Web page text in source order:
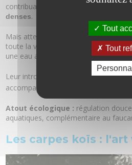
contribuant ainsi à
denses.
Mais attention : une surpopulation
toute la végétation utile, entraînant
une eau appauvrie en oxygène.
Leur introduction doit donc être
accompagnée d’un suivi piscicole.
Atout écologique : régulation
aquatiques, complémentaire au
Les carpes koïs : l'art
Tout
Tout